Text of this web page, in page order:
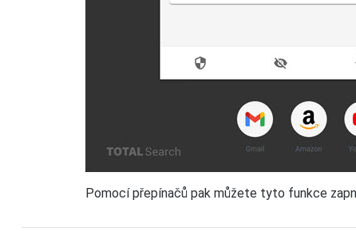
Pomocí přepínačů pak můžete tyto funkce